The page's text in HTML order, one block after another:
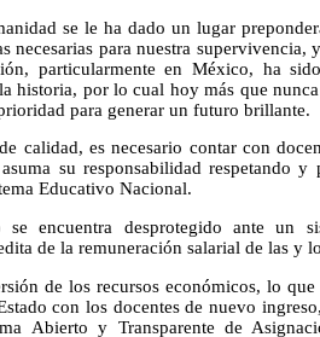
se le ha dado un lugar
necesarias para nuestra supervivencia,
particularmente en México, ha
historia, por lo cual hoy más que
para generar un futuro brillante.
calidad, es necesario contar con
su responsabilidad respetando y
Educativo Nacional.
se encuentra desprotegido ante un
de la remuneración salarial de las y
de los recursos económicos, lo
con los docentes de nuevo
Abierto y Transparente de